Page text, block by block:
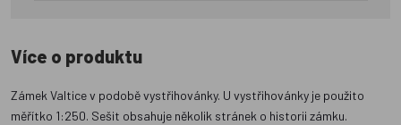
Více o produktu
Zámek Valtice v podobě vystřihovánky. U vystřihovánky je použito
měřítko 1:250. Sešit obsahuje několik stránek o historii zámku.